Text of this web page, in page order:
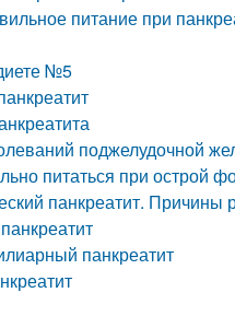
питание при
№5
поджелудочной
питаться при острой
панкреатит. Причины
панкреатит